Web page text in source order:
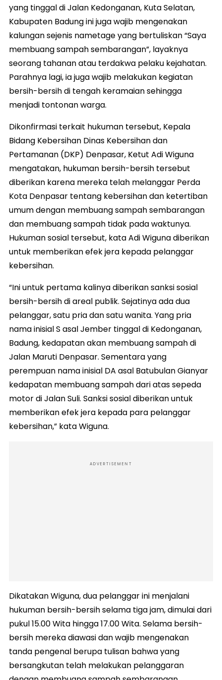
yang tinggal di Jalan Kedonganan, Kuta Selatan,
Kabupaten Badung ini juga wajib mengenakan
kalungan sejenis nametage yang bertuliskan “Saya
membuang sampah sembarangan”, layaknya
seorang tahanan atau terdakwa pelaku kejahatan.
Parahnya lagi, ia juga wajib melakukan kegiatan
bersih-bersih di tengah keramaian sehingga
menjadi tontonan warga.
Dikonfirmasi terkait hukuman tersebut, Kepala
Bidang Kebersihan Dinas Kebersihan dan
Pertamanan (DKP) Denpasar, Ketut Adi Wiguna
mengatakan, hukuman bersih-bersih tersebut
diberikan karena mereka telah melanggar Perda
Kota Denpasar tentang kebersihan dan ketertiban
umum dengan membuang sampah sembarangan
dan membuang sampah tidak pada waktunya.
Hukuman sosial tersebut, kata Adi Wiguna diberikan
untuk memberikan efek jera kepada pelanggar
kebersihan.
“Ini untuk pertama kalinya diberikan sanksi sosial
bersih-bersih di areal publik. Sejatinya ada dua
pelanggar, satu pria dan satu wanita. Yang pria
nama inisial S asal Jember tinggal di Kedonganan,
Badung, kedapatan akan membuang sampah di
Jalan Maruti Denpasar. Sementara yang
perempuan nama inisial DA asal Batubulan Gianyar
kedapatan membuang sampah dari atas sepeda
motor di Jalan Suli. Sanksi sosial diberikan untuk
memberikan efek jera kepada para pelanggar
kebersihan,” kata Wiguna.
ADVERTISEMENT
Dikatakan Wiguna, dua pelanggar ini menjalani
hukuman bersih-bersih selama tiga jam, dimulai dari
pukul 15.00 Wita hingga 17.00 Wita. Selama bersih-
bersih mereka diawasi dan wajib mengenakan
tanda pengenal berupa tulisan bahwa yang
bersangkutan telah melakukan pelanggaran